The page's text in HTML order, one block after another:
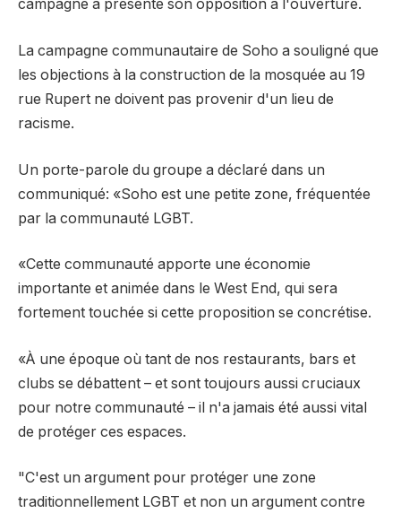
campagne a présenté son opposition à l'ouverture.
La campagne communautaire de Soho a souligné que
les objections à la construction de la mosquée au 19
rue Rupert ne doivent pas provenir d'un lieu de
racisme.
Un porte-parole du groupe a déclaré dans un
communiqué: «Soho est une petite zone, fréquentée
par la communauté LGBT.
«Cette communauté apporte une économie
importante et animée dans le West End, qui sera
fortement touchée si cette proposition se concrétise.
«À une époque où tant de nos restaurants, bars et
clubs se débattent – et sont toujours aussi cruciaux
pour notre communauté – il n'a jamais été aussi vital
de protéger ces espaces.
"C'est un argument pour protéger une zone
traditionnellement LGBT et non un argument contre